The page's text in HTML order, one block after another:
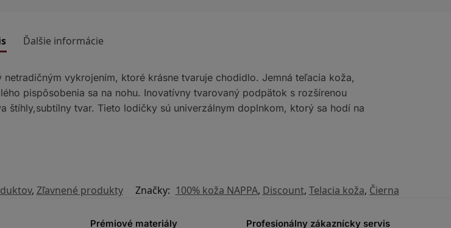
Ďalšie informácie
vykrojením, ktoré krásne tvaruje chodidlo. Jemná teľacia koža,
pispôsobenia sa na nohu. Inovatívny tvarovaný podpätok s rozšírenou
štíhly,subtílny tvar. Tieto lodičky sú univerzálnym doplnkom, ktorý sa hodí na
, Zľavnené produkty Značky: 100% koža NAPPA, Discount, Telacia koža, Čierna
Prémiové materiály
Profesionálny zákaznícky servis